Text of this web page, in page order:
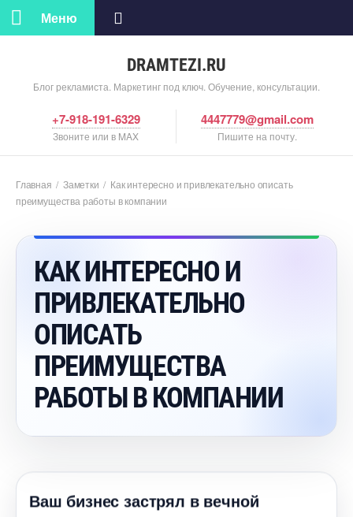
DRAMTEZI.RU
Блог рекламиста. Маркетинг под ключ. Обучение, консультации.
Меню
+7-918-191-6329
Звоните или в MAX
4447779@gmail.com
Пишите на почту.
Главная / Заметки / Как интересно и привлекательно описать
преимущества работы в компании
КАК ИНТЕРЕСНО И
ПРИВЛЕКАТЕЛЬНО
ОПИСАТЬ
ПРЕИМУЩЕСТВА
РАБОТЫ В КОМПАНИИ
аш бизнес застрял в вечной